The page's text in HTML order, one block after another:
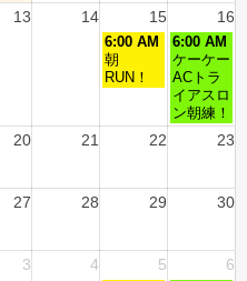
13 14 15 16
6:00 AM
朝
RUN！
6:00 AM
ケーケー
ACトラ
イアスロ
ン朝練！
20 21 22 23
27 28 29 30
3 4 5 6